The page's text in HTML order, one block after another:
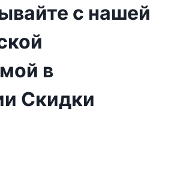
с нашей
в
Скидки